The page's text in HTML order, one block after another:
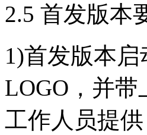
2.5 首发版本
1)首发版本
LOGO，并带
工作人员提供